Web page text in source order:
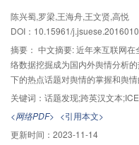
小，幅值稳定等优势。结果表明
各分量频率变化与机组转速时变
EMD具有更好的自适应性，分析
过渡过程信号中的振动规律。
陈兴蜀,罗梁,王海舟,王文贤,高悦
DOI：10.15961/
摘要： 中文摘要: 近年来互联网
络数据挖掘成为国内外舆情分析
下的热点话题对舆情的掌握和舆
网络信息舆情中的重要组成部分
捷获知信息的重要来源。首先，
行采集，提出了在LDA模型上改
的共现话题发现。采用话题向量
关键词： 话题发现;跨英汉文本
<网络PDF> <引用本文>
更新时间： 2023-11-14